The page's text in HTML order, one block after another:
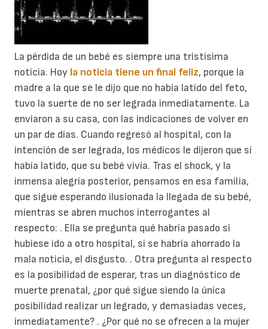
La pérdida de un bebé es siempre una tristísima
noticia. Hoy la noticia tiene un final feliz, porque la
madre a la que se le dijo que no había latido del feto,
tuvo la suerte de no ser legrada inmediatamente. La
enviaron a su casa, con las indicaciones de volver en
un par de días. Cuando regresó al hospital, con la
intención de ser legrada, los médicos le dijeron que sí
había latido, que su bebé vivía. Tras el shock, y la
inmensa alegría posterior, pensamos en esa familia,
que sigue esperando ilusionada la llegada de su bebé,
mientras se abren muchos interrogantes al
respecto: . Ella se pregunta qué habría pasado si
hubiese ido a otro hospital, si se habría ahorrado la
mala noticia, el disgusto. . Otra pregunta al respecto
es la posibilidad de esperar, tras un diagnóstico de
muerte prenatal, ¿por qué sigue siendo la única
posibilidad realizar un legrado, y demasiadas veces,
inmediatamente? . ¿Por qué no se ofrecen a la mujer